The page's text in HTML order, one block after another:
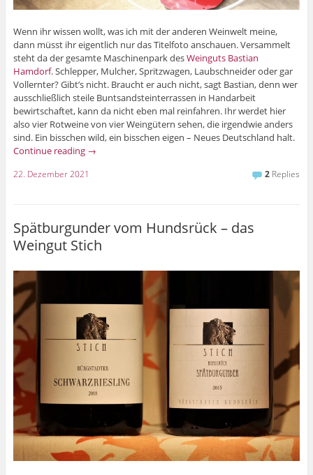
Wenn ihr wissen wollt, was ich mit der anderen Weinwelt meine,
dann müsst ihr eigentlich nur das Titelfoto anschauen. Versammelt
steht da der gesamte Maschinenpark desWeinguts Bastian
Hamdorf. Schlepper, Mulcher, Spritzwagen, Laubschneider oder gar
Vollernter? Gibt’s nicht. Braucht er auch nicht, sagt Bastian, denn wer
ausschließlich steile Buntsandsteinterrassen in Handarbeit
bewirtschaftet, kann da nicht eben mal reinfahren. Ihr werdet hier
also vier Rotweine von vier Weingütern sehen, die irgendwie anders
sind. Ein bisschen wild, ein bisschen eigen – Neues Deutschland halt.
Continue reading →
22. Dezember 2021 2 Replies
Spätburgunder vom Hundsrück – das
Weingut Stich